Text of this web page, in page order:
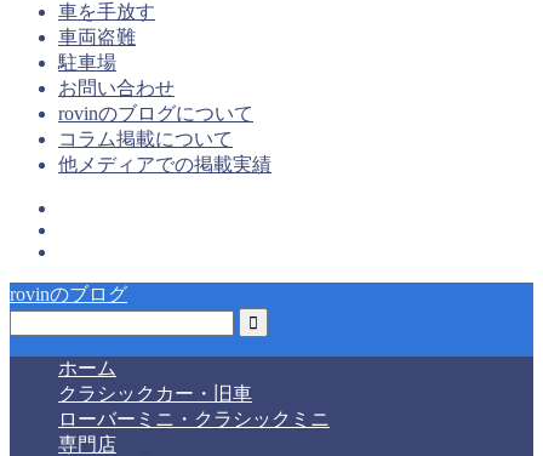
車を手放す
車両盗難
駐車場
お問い合わせ
rovinのブログについて
コラム掲載について
他メディアでの掲載実績
rovinのブログ
ホーム
クラシックカー・旧車
ローバーミニ・クラシックミニ
専門店